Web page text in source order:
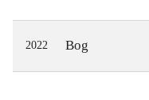
2022 Bog